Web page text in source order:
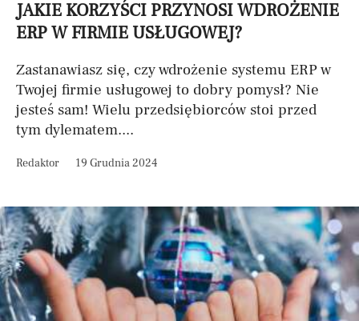
JAKIE KORZYŚCI PRZYNOSI WDROŻENIE
ERP W FIRMIE USŁUGOWEJ?
Zastanawiasz się, czy wdrożenie systemu ERP w
Twojej firmie usługowej to dobry pomysł? Nie
jesteś sam! Wielu przedsiębiorców stoi przed
tym dylematem....
Redaktor 19 Grudnia 2024